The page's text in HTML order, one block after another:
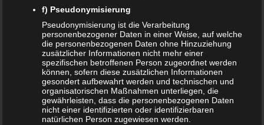
NEUE ARTIKEL
Das sind die vier Phasen der Eltern-Kind-Beziehung
Bildschirmzeit für Kinder: So viel ist wirklich genug!
f) Pseudonymisierung
Pseudonymisierung ist die Verarbeitung
personenbezogener Daten in einer Weise, auf welche
die personenbezogenen Daten ohne Hinzuziehung
zusätzlicher Informationen nicht mehr einer
spezifischen betroffenen Person zugeordnet werden
können, sofern diese zusätzlichen Informationen
gesondert aufbewahrt werden und technischen und
organisatorischen Maßnahmen unterliegen, die
gewährleisten, dass die personenbezogenen Daten
nicht einer identifizierten oder identifizierbaren
natürlichen Person zugewiesen werden.